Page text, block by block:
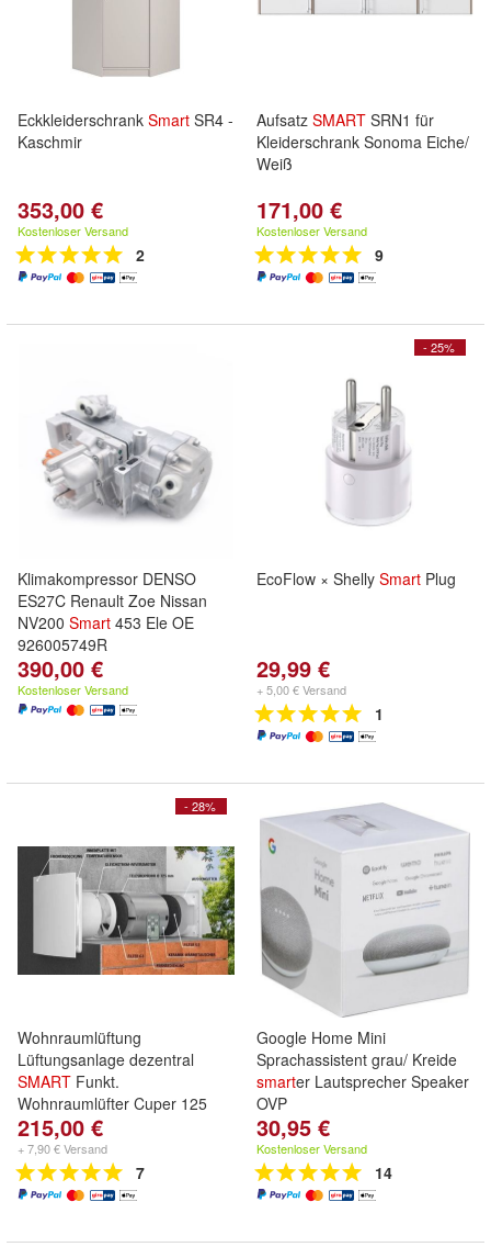
Eckkleiderschrank Smart SR4 -
Kaschmir
353,00 €
Kostenloser Versand
2
Aufsatz SMART SRN1 für
Kleiderschrank Sonoma Eiche/
Weiß
171,00 €
Kostenloser Versand
9
Klimakompressor DENSO
ES27C Renault Zoe Nissan
NV200 Smart 453 Ele OE
926005749R
390,00 €
Kostenloser Versand
- 25%
EcoFlow × Shelly Smart Plug
29,99 €
+ 5,00 € Versand
1
- 28%
Wohnraumlüftung
Lüftungsanlage dezentral
SMART Funkt.
Wohnraumlüfter Cuper 125
215,00 €
+ 7,90 € Versand
7
Google Home Mini
Sprachassistent grau/ Kreide
smarter Lautsprecher Speaker
OVP
30,95 €
Kostenloser Versand
14